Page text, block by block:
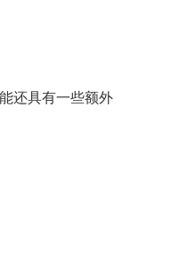
还具有一些额外